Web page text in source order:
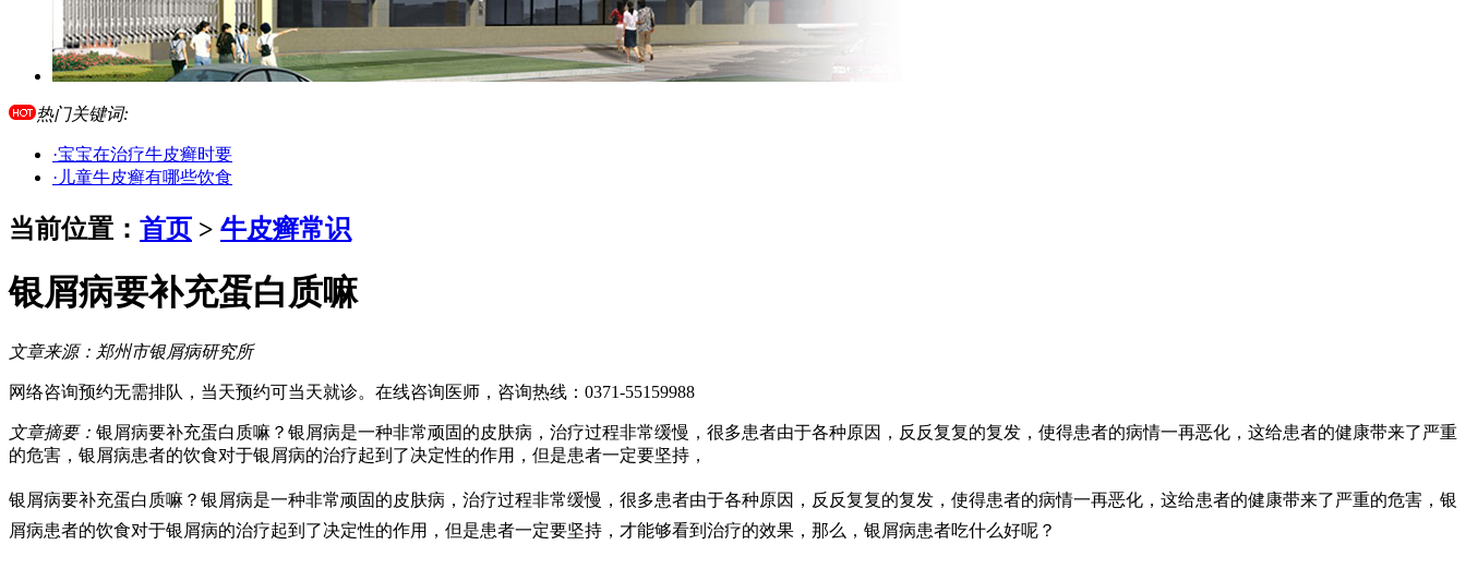
热门关键词:
·宝宝在治疗牛皮癣时要
·儿童牛皮癣有哪些饮食
当前位置： 首页 > 牛皮癣常识
银屑病要补充蛋白质嘛
文章来源： 郑州市银屑病研究所
网络咨询预约无需排队，当天预约可当天就诊。 在线咨询医师 ，咨询热线： 0371-55159988
文章摘要： 银屑病要补充蛋白质嘛？银屑病是一种非常顽固的皮肤病，治疗过程非常缓慢，很多患者由于各种原因，反反复复的复发，使得患者的病情一再恶化，这给患者的健康带来了严重
的危害，银屑病患者的饮食对于银屑病的治疗起到了决定性的作用，但是患者一定要坚持，
银屑病要补充蛋白质嘛？银屑病是一种非常顽固的皮肤病，治疗过程非常缓慢，很多患者由于各种原因，反反复复的复发，使得患者的病情一再恶化，这给患者的健康带来了严重的危害，银
屑病患者的饮食对于银屑病的治疗起到了决定性的作用，但是患者一定要坚持，才能够看到治疗的效果，那么，银屑病患者吃什么好呢？